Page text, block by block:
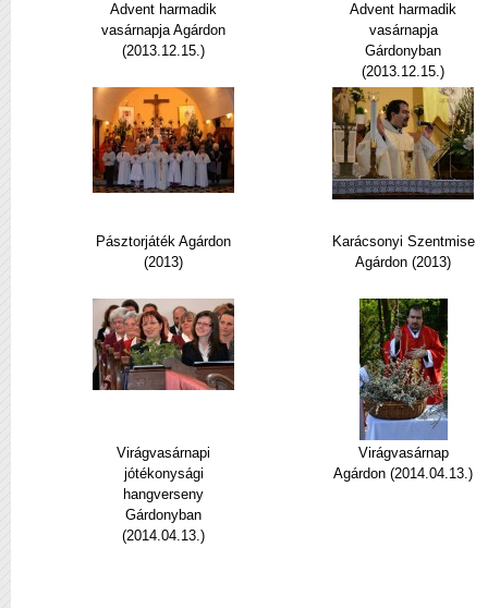
Advent harmadik
vasárnapja Agárdon
(2013.12.15.)
Advent harmadik
vasárnapja
Gárdonyban
(2013.12.15.)
Pásztorjáték Agárdon
(2013)
Karácsonyi Szentmise
Agárdon (2013)
Virágvasárnapi
jótékonysági
hangverseny
Gárdonyban
(2014.04.13.)
Virágvasárnap
Agárdon (2014.04.13.)